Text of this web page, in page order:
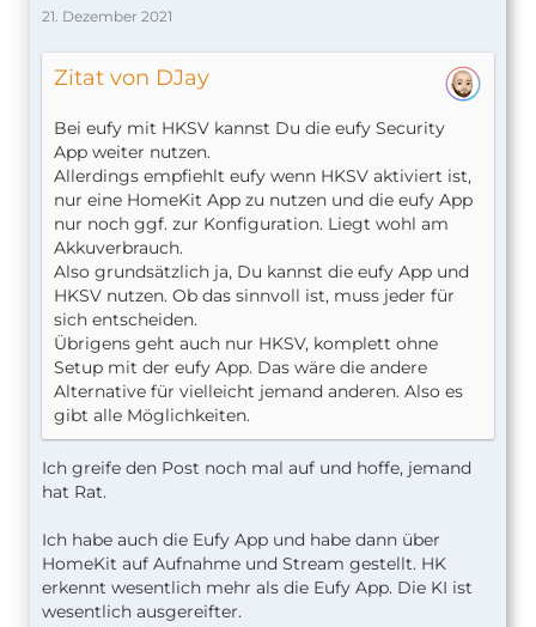
21. Dezember 2021
Zitat von DJay
Bei eufy mit HKSV kannst Du die eufy Security
App weiter nutzen.
Allerdings empfiehlt eufy wenn HKSV aktiviert ist,
nur eine HomeKit App zu nutzen und die eufy App
nur noch ggf. zur Konfiguration. Liegt wohl am
Akkuverbrauch.
Also grundsätzlich ja, Du kannst die eufy App und
HKSV nutzen. Ob das sinnvoll ist, muss jeder für
sich entscheiden.
Übrigens geht auch nur HKSV, komplett ohne
Setup mit der eufy App. Das wäre die andere
Alternative für vielleicht jemand anderen. Also es
gibt alle Möglichkeiten.
Ich greife den Post noch mal auf und hoffe, jemand
hat Rat.
Ich habe auch die Eufy App und habe dann über
HomeKit auf Aufnahme und Stream gestellt. HK
erkennt wesentlich mehr als die Eufy App. Die KI ist
wesentlich ausgereifter.